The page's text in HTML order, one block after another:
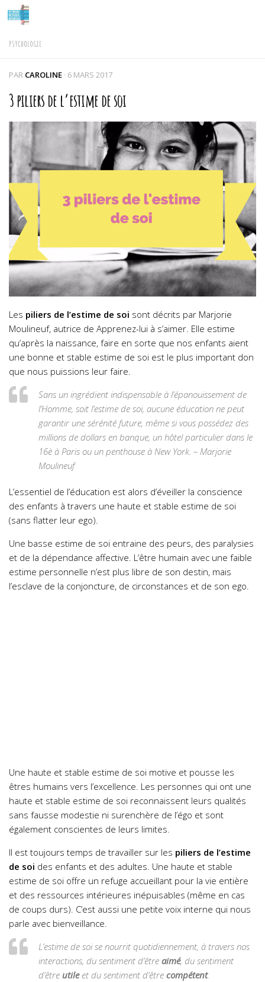
Skip to content
PSYCHOLOGIE
PAR CAROLINE · 6 MARS 2017
3 piliers de l’estime de soi
Les piliers de l’estime de soi sont décrits par Marjorie
Moulineuf, autrice de Apprenez-lui à s’aimer. Elle estime
qu’après la naissance, faire en sorte que nos enfants aient
une bonne et stable estime de soi est le plus important don
que nous puissions leur faire.
Sans un ingrédient indispensable à l’épanouissement de
l’Homme, soit l’estime de soi, aucune éducation ne peut
garantir une sérénité future, même si vous possédez des
millions de dollars en banque, un hôtel particulier dans le
16è à Paris ou un penthouse à New York. – Marjorie
Moulineuf
L’essentiel de l’éducation est alors d’éveiller la conscience
des enfants à travers une haute et stable estime de soi
(sans flatter leur ego).
Une basse estime de soi entraine des peurs, des paralysies
et de la dépendance affective. L’être humain avec une faible
estime personnelle n’est plus libre de son destin, mais
l’esclave de la conjoncture, de circonstances et de son ego.
Une haute et stable estime de soi motive et pousse les
êtres humains vers l’excellence. Les personnes qui ont une
haute et stable estime de soi reconnaissent leurs qualités
sans fausse modestie ni surenchère de l’égo et sont
également conscientes de leurs limites.
Il est toujours temps de travailler sur les piliers de l’estime
de soi des enfants et des adultes. Une haute et stable
estime de soi offre un refuge accueillant pour la vie entière
et des ressources intérieures inépuisables (même en cas
de coups durs). C’est aussi une petite voix interne qui nous
parle avec bienveillance.
L’estime de soi se nourrit quotidiennement, à travers nos
interactions, du sentiment d’être aimé, du sentiment
d’être utileet du sentiment d’être compétent.